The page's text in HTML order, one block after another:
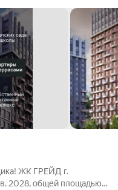
ЖК ГРЕЙД г.
2028, общей площадью